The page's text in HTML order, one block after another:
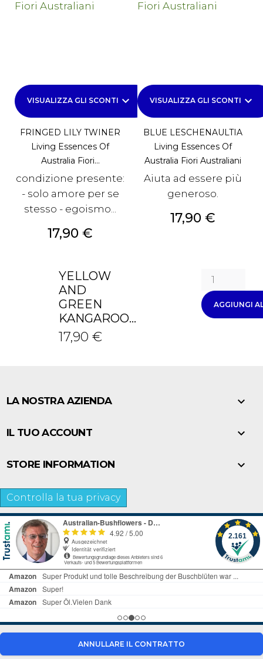
VISUALIZZA GLI SCONTI keyboard_arrow_down
FRINGED LILY TWINER
Living Essences Of
Australia Fiori...
condizione presente:
- solo amore per se
stesso - egoismo...
Prezzo
17,90 €
VISUALIZZA GLI SCONTI keyboard_arrow_down
BLUE LESCHENAULTIA
Living Essences Of
Australia Fiori Australiani
Aiuta ad essere più
generoso.
Prezzo
17,90 €
YELLOW
AND
GREEN
KANGAROO...
17,90 €
AGGIUNGI
LA NOSTRA AZIENDA 
IL TUO ACCOUNT 
STORE INFORMATION 
Controlla la tua privacy
ANNULLARE IL CONTRATTO